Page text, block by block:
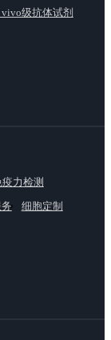
级抗体试剂
疫力检测
细胞定制